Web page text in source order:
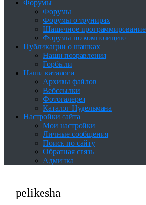
Форумы
Форумы
Форумы о трунирах
Шашечное программирование
Форумы по композицию
Публикации о шашках
Наши позравления
Горбыли
Наши каталоги
Архивы файлов
Вебссылки
Фотогалерея
Каталог Нудельмана
Настройки сайта
Мои настройки
Личные сообщения
Поиск по сайту
Обратная связь
Админка
pelikesha